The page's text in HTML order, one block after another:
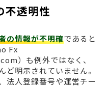
不透明性
の情報が不明確であると
Fx
）も例外ではなく、
ど明示されていません。
法人登録番号や運営チー